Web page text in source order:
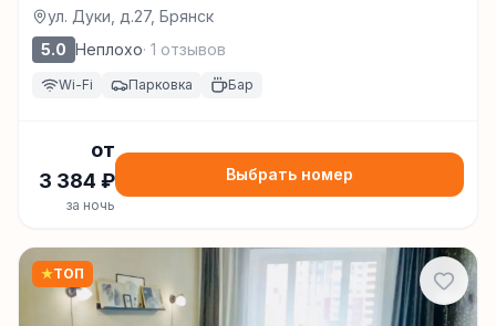
ул. Дуки, д.27, Брянск
5.0 Неплохо· 1 отзывов
Wi-Fi Парковка Бар
от
3 384 ₽
за ночь
Выбрать номер
★ТОП